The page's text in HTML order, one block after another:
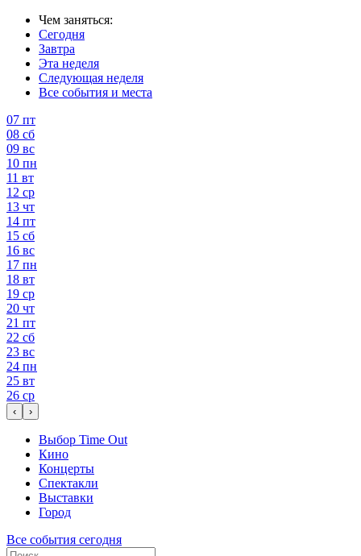
Чем заняться:
Сегодня
Завтра
Эта неделя
Следующая неделя
Все события и места
07 пт
08 сб
09 вс
10 пн
11 вт
12 ср
13 чт
14 пт
15 сб
16 вс
17 пн
18 вт
19 ср
20 чт
21 пт
22 сб
23 вс
24 пн
25 вт
26 ср
‹ ›
Выбор Time Out
Кино
Концерты
Спектакли
Выставки
Город
Все события сегодня